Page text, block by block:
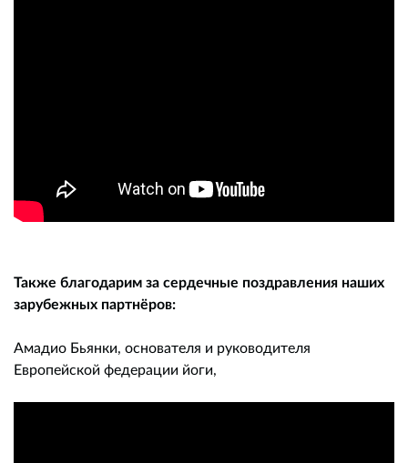
Также благодарим за сердечные поздравления наших
зарубежных партнёров:
Амадио Бьянки, основателя и руководителя
Европейской федерации йоги,